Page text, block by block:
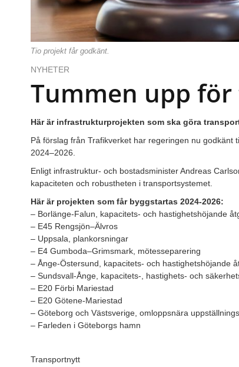
Tio projekt får godkänt.
NYHETER
Tummen upp
Här är infrastrukturprojekten som ska göra
På förslag från Trafikverket har regeringen nu
2024–2026.
Enligt infrastruktur- och bostadsminister Andreas
kapaciteten och robustheten i transportsystemet.
Här är projekten som får byggstartas 2024-2026:
– Borlänge-Falun, kapacitets- och hastighetshöjande
– E45 Rengsjön–Älvros
– Uppsala, plankorsningar
– E4 Gumboda–Grimsmark, mötesseparering
– Ånge-Östersund, kapacitets- och hastighetshöjande
– Sundsvall-Ånge, kapacitets-, hastighets- och
– E20 Förbi Mariestad
– E20 Götene-Mariestad
– Göteborg och Västsverige, omloppsnära
– Farleden i Göteborgs hamn
Transportnytt